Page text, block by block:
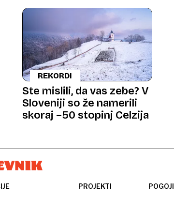
REKORDI
Ste mislili, da vas zebe? V
Sloveniji so že namerili
skoraj –50 stopinj Celzija
PROJEKTI
POGOJI